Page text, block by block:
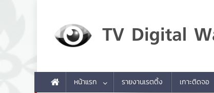
หน้าแรก รายงานเรตติ้ง เกาะติดจอ